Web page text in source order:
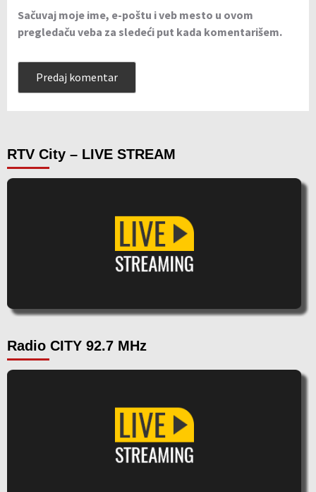
Sačuvaj moje ime, e-poštu i veb mesto u ovom
pregledaču veba za sledeći put kada komentarišem.
RTV City – LIVE STREAM
Radio CITY 92.7 MHz